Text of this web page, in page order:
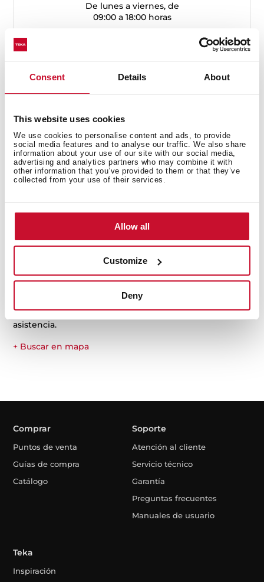
Consent Details About
This website uses cookies
We use cookies to personalise content and ads, to provide
social media features and to analyse our traffic. We also share
information about your use of our site with our social media,
advertising and analytics partners who may combine it with
other information that you’ve provided to them or that they’ve
collected from your use of their services.
Allow all
Customize
Deny
De lunes a viernes, de
09:00 a 18:00 horas
Solicitar
reparación
Hablar con
un agente
Consultar
otras dudas
Manuales de usuario
Los manuales de instrucciones se incluyen al comprar
el producto. Pero si lo has perdido o no lo encuentras,
Por ejemplo: RLF 74960 SS ó 113430057
Encuentra tu Servicio Técnico
Nuestros servicios técnicos oficiales están a su
disposición siempre que necesite cualquier tipo de
asistencia.
+ Buscar en mapa
Comprar
Puntos de venta
Guías de compra
Catálogo
Soporte
Atención al cliente
Servicio técnico
Garantía
Preguntas frecuentes
Manuales de usuario
Teka
Inspiración